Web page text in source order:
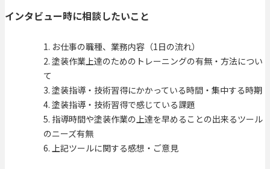
インタビュー時に相談したいこと
1. お仕事の職種、業務内容（1日の流れ）
2. 塗装作業上達のためのトレーニングの有無・方法につい
て
3. 塗装指導・技術習得にかかっている時間・集中する時期
4. 塗装指導・技術習得で感じている課題
5. 指導時間や塗装作業の上達を早めることの出来るツール
のニーズ有無
6. 上記ツールに関する感想・ご意見